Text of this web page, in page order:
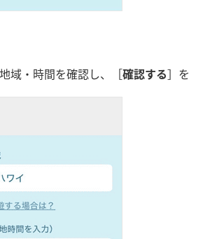
域・時間を確認し、［確認する］を